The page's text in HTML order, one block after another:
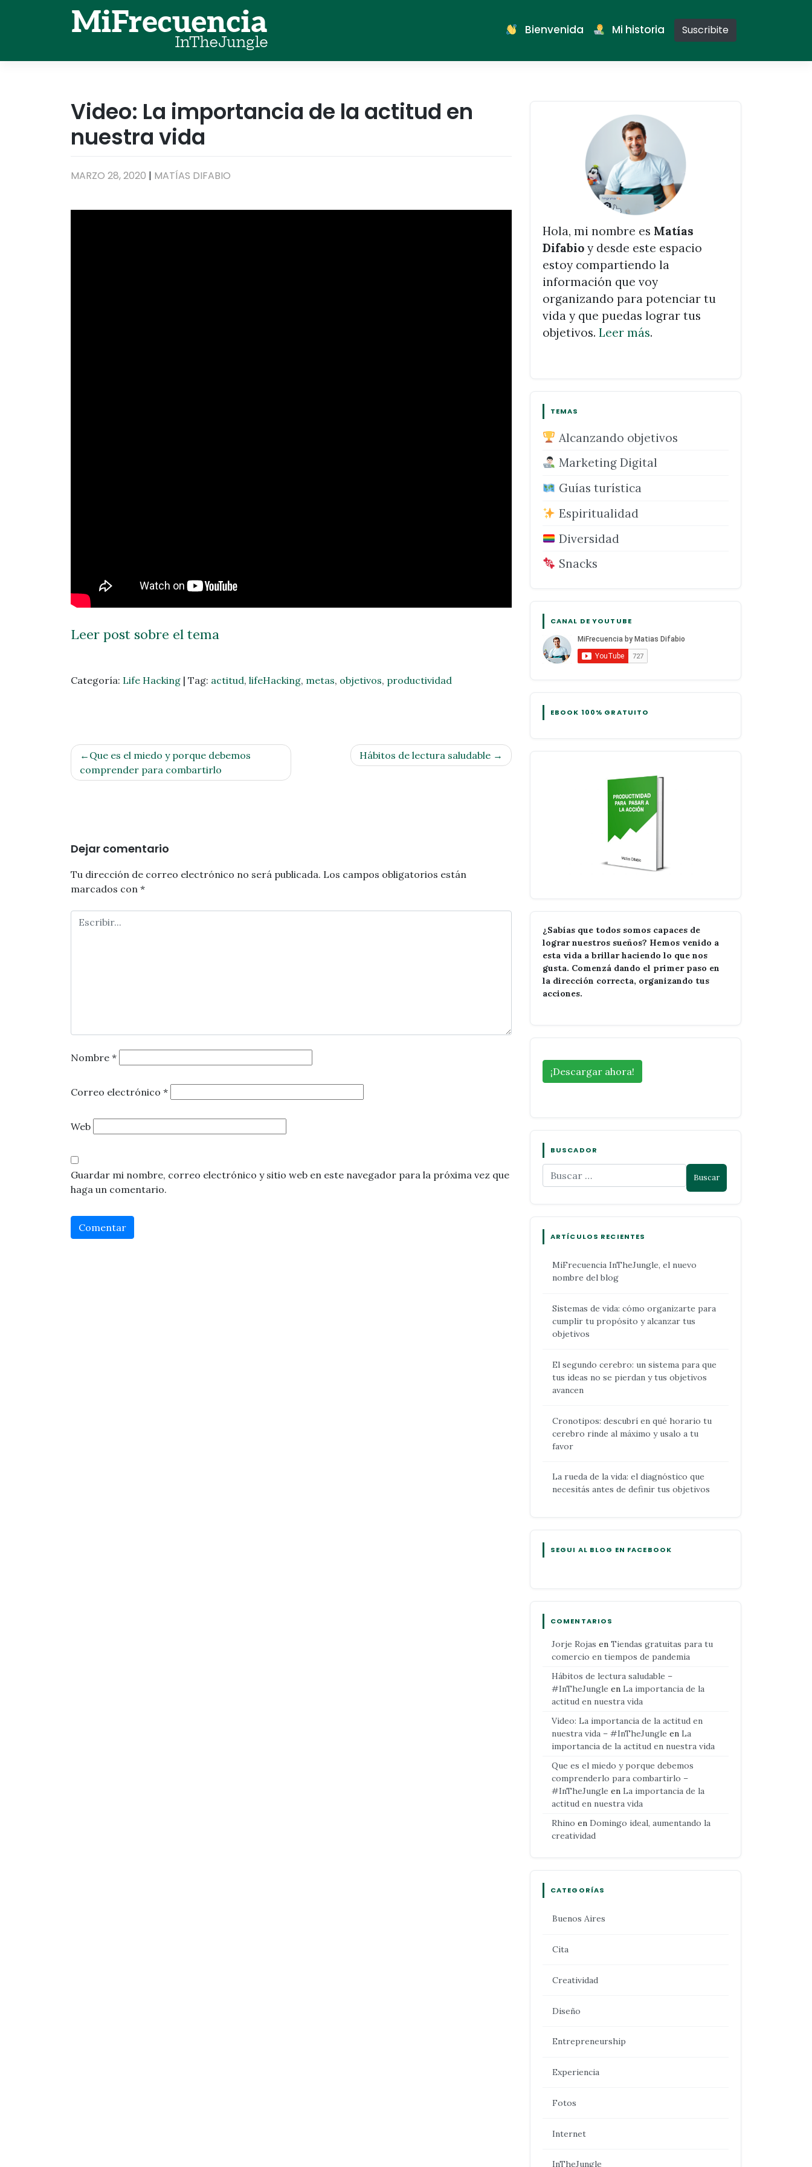
Bienvenida Mi historia Suscribite
Video: La importancia de la actitud en
nuestra vida
MARZO 28, 2020 | MATÍAS DIFABIO
Leer post sobre el tema
Categoría: Life Hacking | Tag: actitud, lifeHacking, metas, objetivos, productividad
Navegación
de
Que es el miedo y porque debemos
comprender para combartirlo
Hábitos de lectura saludable
Dejar comentario
Tu dirección de correo electrónico no será publicada. Los campos obligatorios están
marcados con *
Nombre *
Correo electrónico *
Web
Guardar mi nombre, correo electrónico y sitio web en este navegador para la próxima vez que
haga un comentario.
Hola, mi nombre es Matías
Difabio y desde este espacio
estoy compartiendo la
información que voy
organizando para potenciar tu
vida y que puedas lograr tus
objetivos. Leer más.
TEMAS
Alcanzando objetivos
Marketing Digital
Guías turística
Espiritualidad
Diversidad
Snacks
CANAL DE YOUTUBE
EBOOK 100% GRATUITO
¿Sabías que todos somos capaces de
lograr nuestros sueños? Hemos venido a
esta vida a brillar haciendo lo que nos
gusta. Comenzá dando el primer paso en
la dirección correcta, organizando tus
acciones.
¡Descargar ahora!
BUSCADOR
ARTÍCULOS RECIENTES
MiFrecuencia InTheJungle, el nuevo
nombre del blog
Sistemas de vida: cómo organizarte para
cumplir tu propósito y alcanzar tus
objetivos
El segundo cerebro: un sistema para que
tus ideas no se pierdan y tus objetivos
avancen
Cronotipos: descubrí en qué horario tu
cerebro rinde al máximo y usalo a tu
favor
La rueda de la vida: el diagnóstico que
necesitás antes de definir tus objetivos
SEGUI AL BLOG EN FACEBOOK
COMENTARIOS
Jorje Rojas en Tiendas gratuitas para tu
comercio en tiempos de pandemia
Hábitos de lectura saludable –
#InTheJungle en La importancia de la
actitud en nuestra vida
Video: La importancia de la actitud en
nuestra vida – #InTheJungle en La
importancia de la actitud en nuestra vida
Que es el miedo y porque debemos
comprenderlo para combartirlo –
#InTheJungle en La importancia de la
actitud en nuestra vida
Rhino en Domingo ideal, aumentando la
creatividad
CATEGORÍAS
Buenos Aires
Cita
Creatividad
Diseño
Entrepreneurship
Experiencia
Fotos
Internet
InTheJungle